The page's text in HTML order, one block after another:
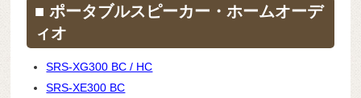
■ ポータブルスピーカー・ホームオーデ
ィオ
SRS-XG300 BC / HC
SRS-XE300 BC